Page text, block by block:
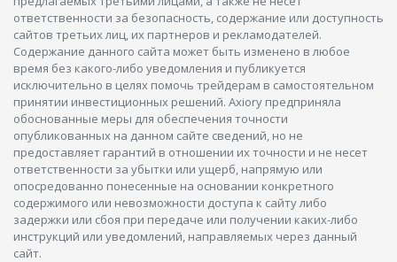
ответственности за безопасность, содержание или доступность
сайтов третьих лиц, их партнеров и рекламодателей.
Содержание данного сайта может быть изменено в любое
время без какого-либо уведомления и публикуется
исключительно в целях помочь трейдерам в самостоятельном
принятии инвестиционных решений. Axiory предприняла
обоснованные меры для обеспечения точности
опубликованных на данном сайте сведений, но не
предоставляет гарантий в отношении их точности и не несет
ответственности за убытки или ущерб, напрямую или
опосредованно понесенные на основании конкретного
содержимого или невозможности доступа к сайту либо
задержки или сбоя при передаче или получении каких-либо
инструкций или уведомлений, направляемых через данный
сайт.